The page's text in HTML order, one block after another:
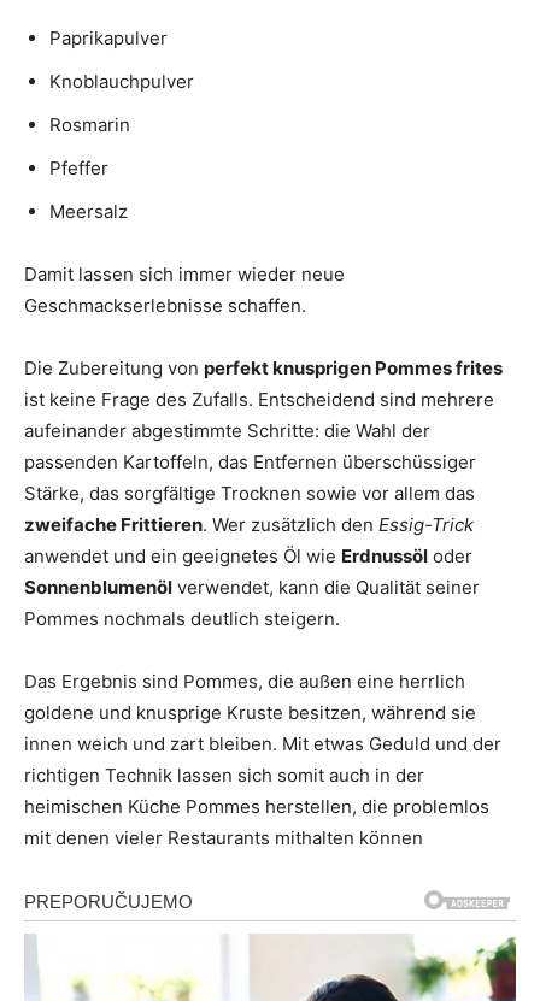
Paprikapulver
Knoblauchpulver
Rosmarin
Pfeffer
Meersalz
Damit lassen sich immer wieder neue
Geschmackserlebnisse schaffen.
Die Zubereitung von perfekt knusprigen Pommes frites
ist keine Frage des Zufalls. Entscheidend sind mehrere
aufeinander abgestimmte Schritte: die Wahl der
passenden Kartoffeln, das Entfernen überschüssiger
Stärke, das sorgfältige Trocknen sowie vor allem das
zweifache Frittieren. Wer zusätzlich den Essig-Trick
anwendet und ein geeignetes Öl wie Erdnussöl oder
Sonnenblumenöl verwendet, kann die Qualität seiner
Pommes nochmals deutlich steigern.
Das Ergebnis sind Pommes, die außen eine herrlich
goldene und knusprige Kruste besitzen, während sie
innen weich und zart bleiben. Mit etwas Geduld und der
richtigen Technik lassen sich somit auch in der
heimischen Küche Pommes herstellen, die problemlos
mit denen vieler Restaurants mithalten können